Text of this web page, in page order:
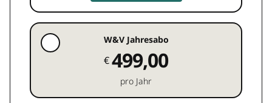
W&V Jahresabo
€499,00
pro Jahr